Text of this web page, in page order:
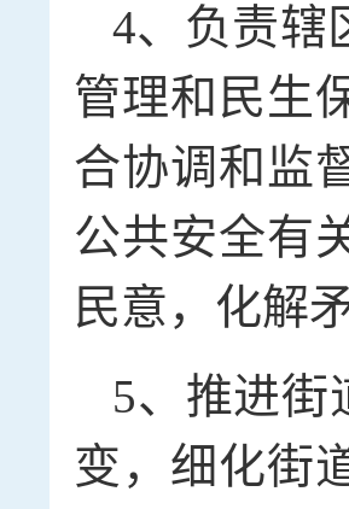
4、负责辖
管理和民生
合协调和监
公共安全有
民意，化解
5、推进街
变，细化街